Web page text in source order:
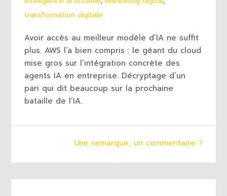
transformation digitale
Avoir accès au meilleur modèle d’IA ne suffit
plus. AWS l’a bien compris : le géant du cloud
mise gros sur l’intégration concrète des
agents IA en entreprise. Décryptage d’un
pari qui dit beaucoup sur la prochaine
bataille de l’IA.
Une remarque, un commentaire ?